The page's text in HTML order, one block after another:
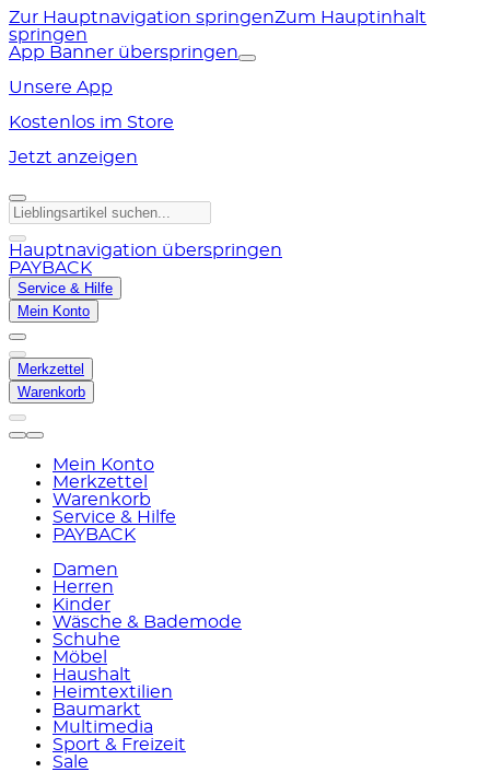
Zur Hauptnavigation springenZum Hauptinhalt
springen
App Banner überspringen
Unsere App
Kostenlos im Store
Jetzt anzeigen
Hauptnavigation überspringen
PAYBACK
Service & Hilfe
Mein Konto
Merkzettel
Warenkorb
Mein Konto
Merkzettel
Warenkorb
Service & Hilfe
PAYBACK
Damen
Herren
Kinder
Wäsche & Bademode
Schuhe
Möbel
Haushalt
Heimtextilien
Baumarkt
Multimedia
Sport & Freizeit
Sale